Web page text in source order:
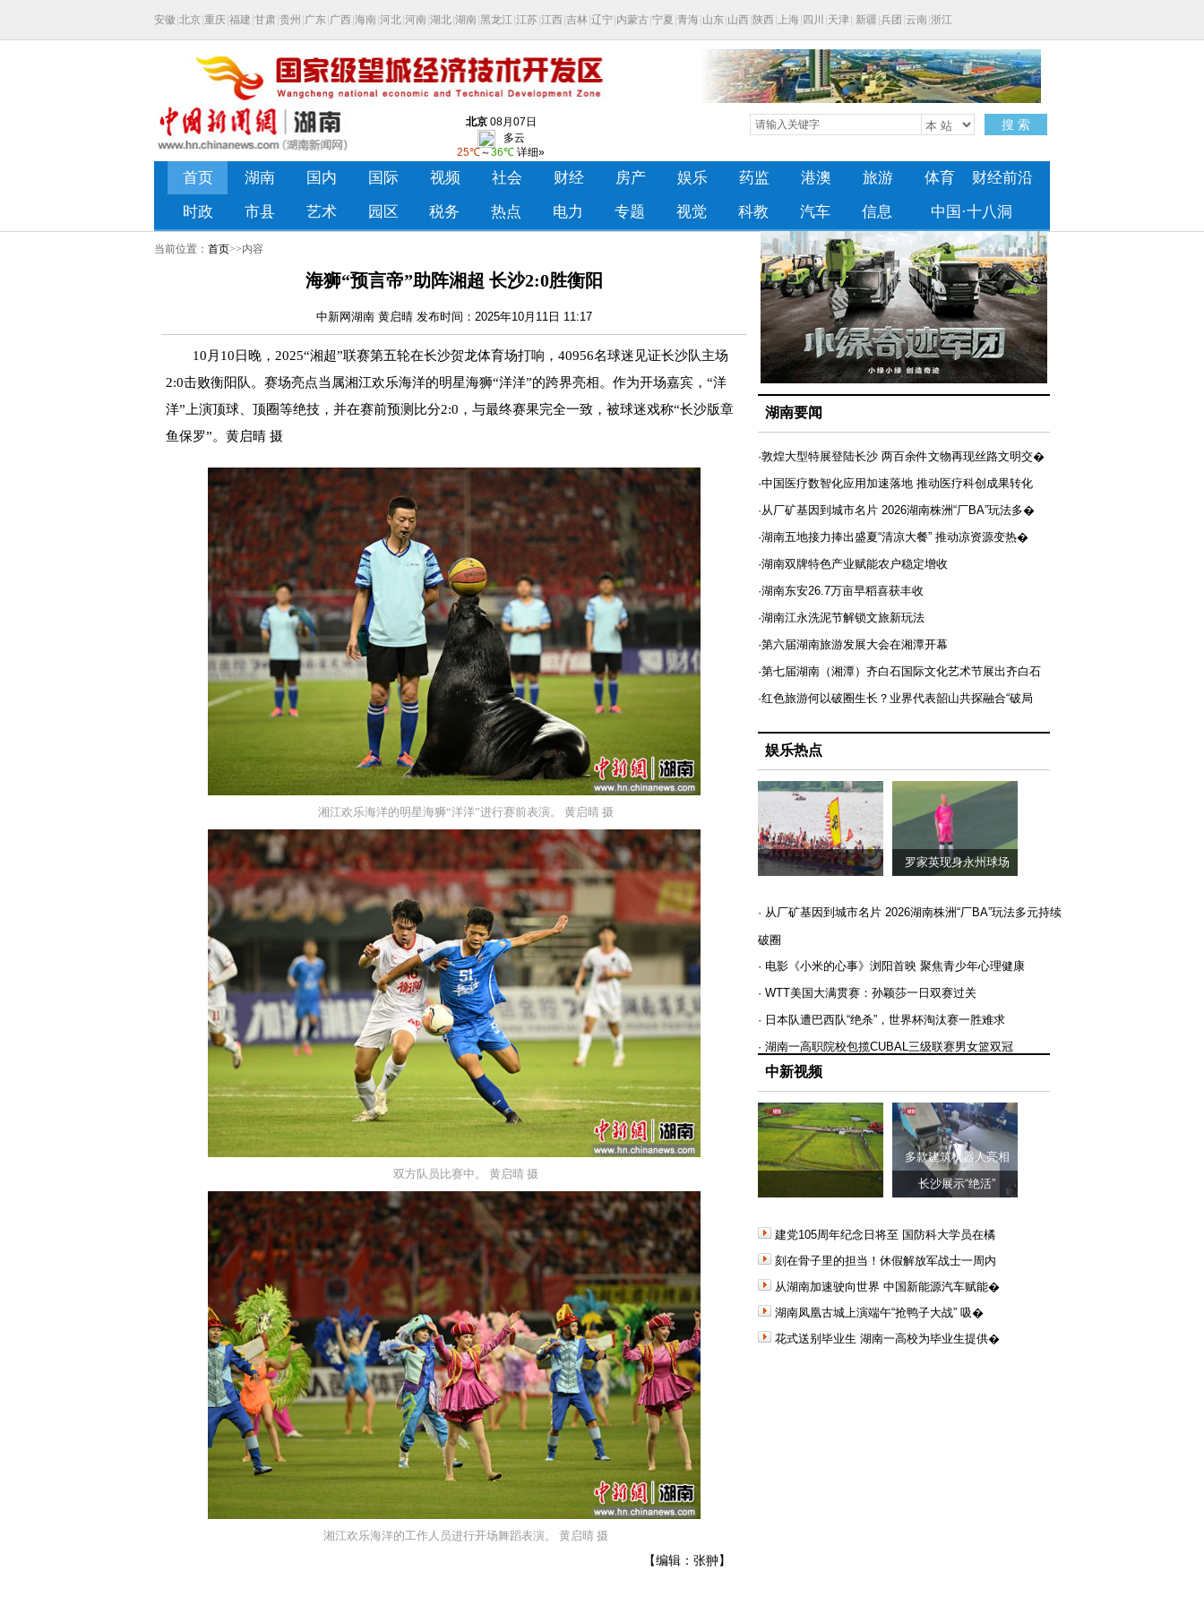
当前位置： 首页>>内容
海狮“预言帝”助阵湘超 长沙2:0胜衡阳
中新网湖南 黄启晴 发布时间：2025年10月11日 11:17
10月10日晚，2025“湘超”联赛第五轮在长沙贺龙体育场打响，40956名球迷见证长沙队主场
2:0击败衡阳队。赛场亮点当属湘江欢乐海洋的明星海狮“洋洋”的跨界亮相。作为开场嘉宾，“洋
洋”上演顶球、顶圈等绝技，并在赛前预测比分2:0，与最终赛果完全一致，被球迷戏称“长沙版章
鱼保罗”。黄启晴 摄
湘江欢乐海洋的明星海狮“洋洋”进行赛前表演。 黄启晴 摄
双方队员比赛中。 黄启晴 摄
湘江欢乐海洋的工作人员进行开场舞蹈表演。 黄启晴 摄
【编辑：张翀】
湖南要闻
·敦煌大型特展登陆长沙 两百余件文物再现丝路文明交�
·中国医疗数智化应用加速落地 推动医疗科创成果转化
·从厂矿基因到城市名片 2026湖南株洲“厂BA”玩法多�
·湖南五地接力捧出盛夏“清凉大餐” 推动凉资源变热�
·湖南双牌特色产业赋能农户稳定增收
·湖南东安26.7万亩早稻喜获丰收
·湖南江永洗泥节解锁文旅新玩法
·第六届湖南旅游发展大会在湘潭开幕
·第七届湖南（湘潭）齐白石国际文化艺术节展出齐白石
·红色旅游何以破圈生长？业界代表韶山共探融合“破局
娱乐热点
罗家英现身永州球场
· 从厂矿基因到城市名片 2026湖南株洲“厂BA”玩法多元持续
破圈
· 电影《小米的心事》浏阳首映 聚焦青少年心理健康
· WTT美国大满贯赛：孙颖莎一日双赛过关
· 日本队遭巴西队“绝杀”，世界杯淘汰赛一胜难求
· 湖南一高职院校包揽CUBAL三级联赛男女篮双冠
中新视频
多款建筑机器人亮相
长沙展示“绝活”
建党105周年纪念日将至 国防科大学员在橘
刻在骨子里的担当！休假解放军战士一周内
从湖南加速驶向世界 中国新能源汽车赋能�
湖南凤凰古城上演端午“抢鸭子大战” 吸�
花式送别毕业生 湖南一高校为毕业生提供�